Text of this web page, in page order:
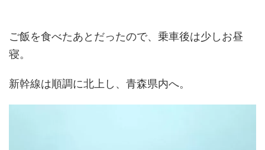
ご飯を食べたあとだったので、乗車後は少しお昼
寝。
新幹線は順調に北上し、青森県内へ。